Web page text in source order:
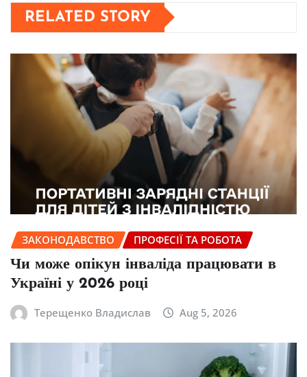
RELATED STORY
ЗАКОНОДАВСТВО ПРОФЕСІЇ ТА РОБОТА
Чи може опікун інваліда працювати в
Україні у 2026 році
Терещенко Владислав Aug 5, 2026